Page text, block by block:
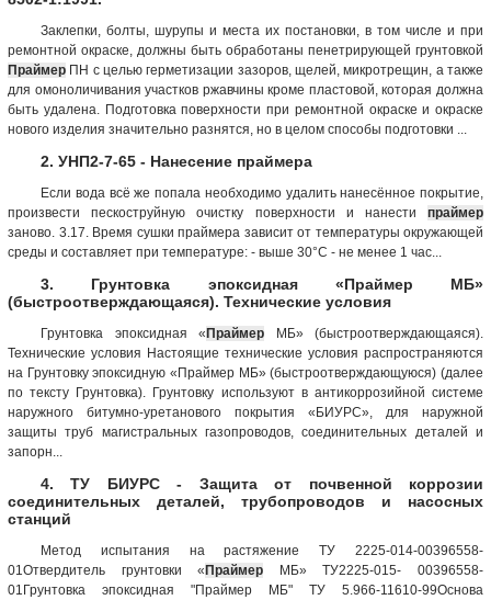
Заклепки, болты, шурупы и места их постановки, в том числе и при
ремонтной окраске, должны быть обработаны пенетрирующей грунтовкой
Праймер ПН с целью герметизации зазоров, щелей, микротрещин, а также
для омоноличивания участков ржавчины кроме пластовой, которая должна
быть удалена. Подготовка поверхности при ремонтной окраске и окраске
нового изделия значительно разнятся, но в целом способы подготовки ...
2. УНП2-7-65 - Нанесение праймера
Если вода всё же попала необходимо удалить нанесённое покрытие,
произвести пескоструйную очистку поверхности и нанести праймер
заново. 3.17. Время сушки праймера зависит от температуры окружающей
среды и составляет при температуре: - выше 30°С - не менее 1 час...
3. Грунтовка эпоксидная «Праймер МБ»
(быстроотверждающаяся). Технические условия
Грунтовка эпоксидная «Праймер МБ» (быстроотверждающаяся).
Технические условия Настоящие технические условия распространяются
на Грунтовку эпоксидную «Праймер МБ» (быстроотверждающуюся) (далее
по тексту Грунтовка). Грунтовку используют в антикоррозийной системе
наружного битумно-уретанового покрытия «БИУРС», для наружной
защиты труб магистральных газопроводов, соединительных деталей и
запорн...
4. ТУ БИУРС - Защита от почвенной коррозии
соединительных деталей, трубопроводов и насосных
станций
Метод испытания на растяжение ТУ 2225-014-00396558-
01Отвердитель грунтовки «Праймер МБ» ТУ2225-015- 00396558-
01Грунтовка эпоксидная "Праймер МБ" ТУ 5.966-11610-99Основа